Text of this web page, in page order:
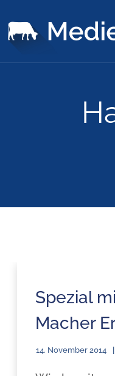
Spezial
Macher
14. November 2014